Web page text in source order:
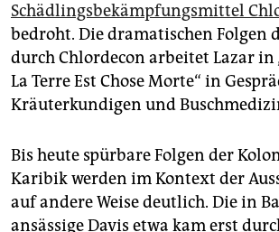
Schädlingsbekämpfungsmittel
bedroht. Die dramatischen Folgen
durch Chlordecon arbeitet Lazar in
La Terre Est Chose Morte“ in
Kräuterkundigen und
Bis heute spürbare Folgen der
Karibik werden im Kontext der
auf andere Weise deutlich. Die in
ansässige Davis etwa kam erst